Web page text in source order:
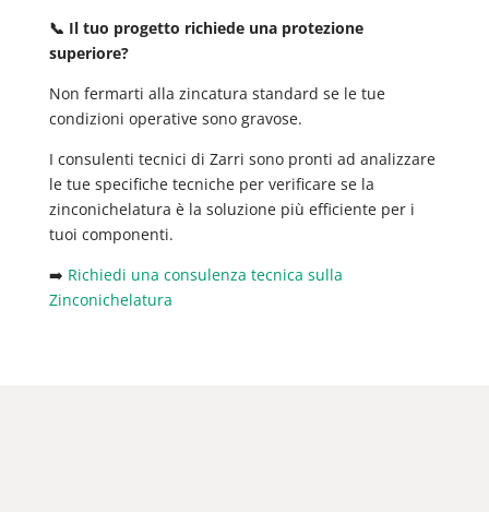
📞 Il tuo progetto richiede una protezione
superiore?
Non fermarti alla zincatura standard se le tue
condizioni operative sono gravose.
I consulenti tecnici di Zarri sono pronti ad analizzare
le tue specifiche tecniche per verificare se la
zinconichelatura è la soluzione più efficiente per i
tuoi componenti.
➡️ Richiedi una consulenza tecnica sulla
Zinconichelatura